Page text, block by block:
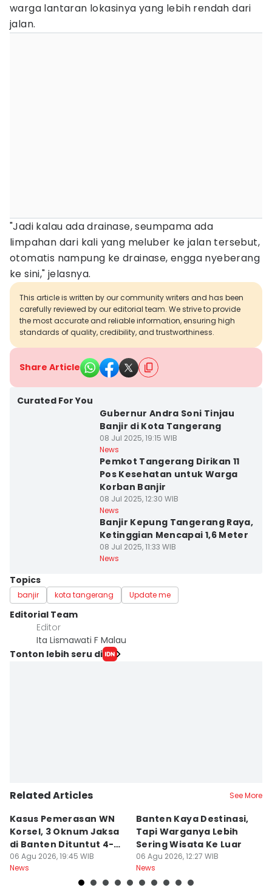
warga lantaran lokasinya yang lebih rendah dari
jalan.
"Jadi kalau ada drainase, seumpama ada
limpahan dari kali yang meluber ke jalan tersebut,
otomatis nampung ke drainase, engga nyeberang
ke sini," jelasnya.
This article is written by our community writers and has been
carefully reviewed by our editorial team. We strive to provide
the most accurate and reliable information, ensuring high
standards of quality, credibility, and trustworthiness.
Share Article
Curated For You
Gubernur Andra Soni Tinjau
Banjir di Kota Tangerang
08 Jul 2025, 19:15 WIB
News
Pemkot Tangerang Dirikan 11
Pos Kesehatan untuk Warga
Korban Banjir
08 Jul 2025, 12:30 WIB
News
Banjir Kepung Tangerang Raya,
Ketinggian Mencapai 1,6 Meter
08 Jul 2025, 11:33 WIB
News
Topics
banjir kota tangerang Update me
Editorial Team
Editor
Ita Lismawati F Malau
Tonton lebih seru di
Related Articles See More
Kasus Pemerasan WN
Korsel, 3 Oknum Jaksa
di Banten Dituntut 4-5
Tahun
06 Agu 2026, 19:45 WIB
News
Banten Kaya Destinasi,
Tapi Warganya Lebih
Sering Wisata Ke Luar
06 Agu 2026, 12:27 WIB
News